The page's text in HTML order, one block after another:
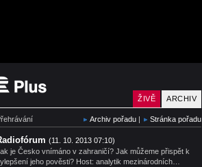
ARCHIV
ŽIVĚ
Archiv pořadu | Stránka pořadu
(11. 10. 2013 07:10)
je Česko vnímáno v zahraničí? Jak můžeme přispět k
jeho pověsti? Host: analytik mezinárodních…